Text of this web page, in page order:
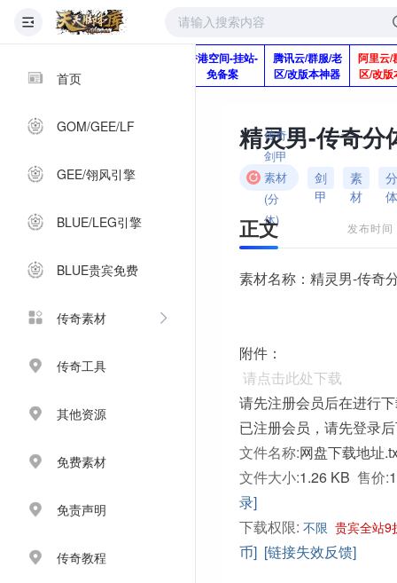
首页
GOM/GEE/LF
GEE/翎风引擎
BLUE/LEG引擎
BLUE贵宾免费
传奇素材
传奇工具
其他资源
免费素材
免责声明
传奇教程
Q920992345
香港空间-挂站-
免备案
腾讯云/群服/老
区/改版本神器
阿里云/
区/改版
精灵男-传奇分
传奇
剑甲
素材
(分
体)
剑
甲
素
材
分
体
正文 发布时
素材名称：精灵男-传奇
附件：
请点击此处下载
请先注册会员后在进行
已注册会员，请先登录
文件名称:网盘下载地址
文件大小:1.26 KB 售价:
录]
下载权限: 不限 贵宾全站9
币] [链接失效反馈]